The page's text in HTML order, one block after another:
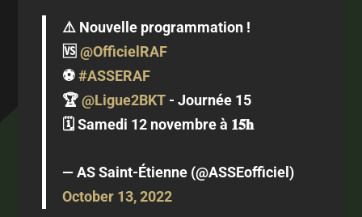
⚠️ Nouvelle programmation !
🆚@OfficielRAF
⚽️#ASSERAF
🏆@Ligue2BKT - Journée 15
🗓 Samedi 12 novembre à 𝟏𝟓𝐡
— AS Saint-Étienne (@ASSEofficiel)
October 13, 2022